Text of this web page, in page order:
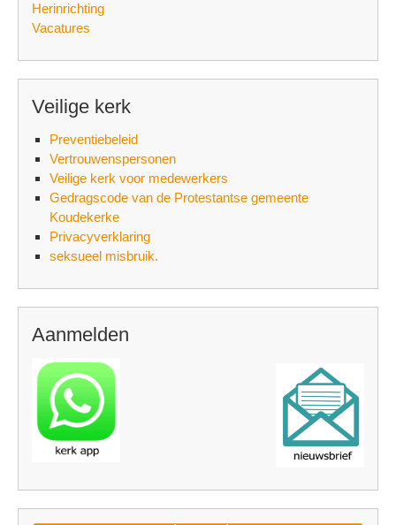
Herinrichting
Vacatures
Veilige kerk
Preventiebeleid
Vertrouwenspersonen
Veilige kerk voor medewerkers
Gedragscode van de Protestantse gemeente
Koudekerke
Privacyverklaring
seksueel misbruik.
Aanmelden